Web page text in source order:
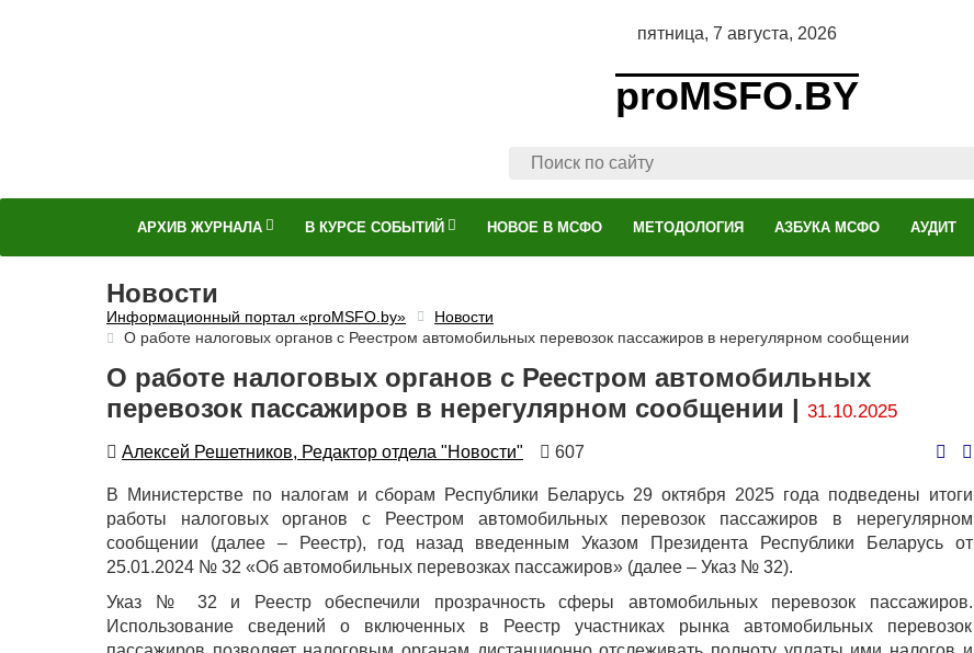
пятница, 7 августа, 2026
proMSFO.BY
АРХИВ ЖУРНАЛА В КУРСЕ СОБЫТИЙ НОВОЕ В МСФО МЕТОДОЛОГИЯ АЗБУКА МСФО АУДИТ
Новости
Информационный портал «proMSFO.by»
Новости
О работе налоговых органов с Реестром автомобильных перевозок пассажиров в нерегулярном сообщении
О работе налоговых органов с Реестром автомобильных
перевозок пассажиров в нерегулярном сообщении | 31.10.2025
Автор
Алексей Решетников, Редактор отдела "Новости"
Количество
607
В Министерстве по налогам и сборам Республики Беларусь 29 октября 2025 года подведены итоги
работы налоговых органов с Реестром автомобильных перевозок пассажиров в нерегулярном
сообщении (далее – Реестр), год назад введенным Указом Президента Республики Беларусь от
25.01.2024 № 32 «Об автомобильных перевозках пассажиров» (далее – Указ № 32).
Указ № 32 и Реестр обеспечили прозрачность сферы автомобильных перевозок пассажиров.
Использование сведений о включенных в Реестр участниках рынка автомобильных перевозок